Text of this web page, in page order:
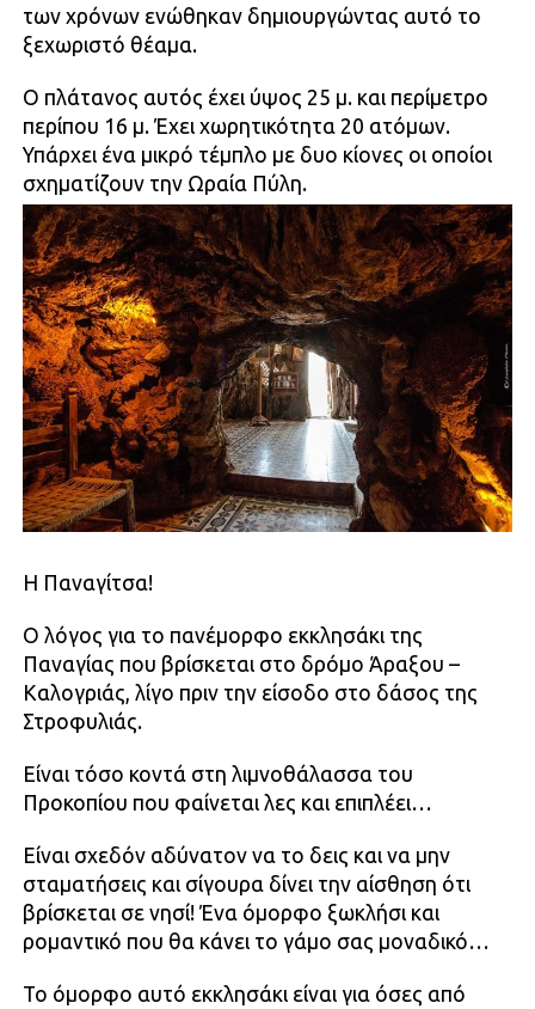
των χρόνων ενώθηκαν δημιουργώντας αυτό το
ξεχωριστό θέαμα.
Ο πλάτανος αυτός έχει ύψος 25 μ. και περίμετρο
περίπου 16 μ. Έχει χωρητικότητα 20 ατόμων.
Υπάρχει ένα μικρό τέμπλο με δυο κίονες οι οποίοι
σχηματίζουν την Ωραία Πύλη.
Η Παναγίτσα!
O λόγος για το πανέμορφο εκκλησάκι της
Παναγίας που βρίσκεται στο δρόμο Άραξου –
Καλογριάς, λίγο πριν την είσοδο στο δάσος της
Στροφυλιάς.
Είναι τόσο κοντά στη λιμνοθάλασσα του
Προκοπίου που φαίνεται λες και επιπλέει…
Είναι σχεδόν αδύνατον να το δεις και να μην
σταματήσεις και σίγουρα δίνει την αίσθηση ότι
βρίσκεται σε νησί! Ένα όμορφο ξωκλήσι και
ρομαντικό που θα κάνει το γάμο σας μοναδικό…
Το όμορφο αυτό εκκλησάκι είναι για όσες από